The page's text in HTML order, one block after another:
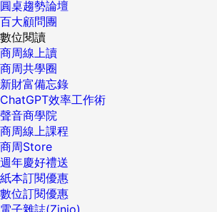
圓桌趨勢論壇
百大顧問團
數位閱讀
商周線上讀
商周共學圈
新財富備忘錄
ChatGPT效率工作術
聲音商學院
商周線上課程
商周Store
週年慶好禮送
紙本訂閱優惠
數位訂閱優惠
電子雜誌(Zinio)